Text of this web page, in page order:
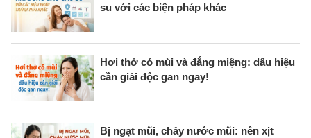
su với các biện pháp khác
Hơi thở có mùi và đắng miệng: dấu hiệu
cần giải độc gan ngay!
Bị ngạt mũi, chảy nước mũi: nên xịt